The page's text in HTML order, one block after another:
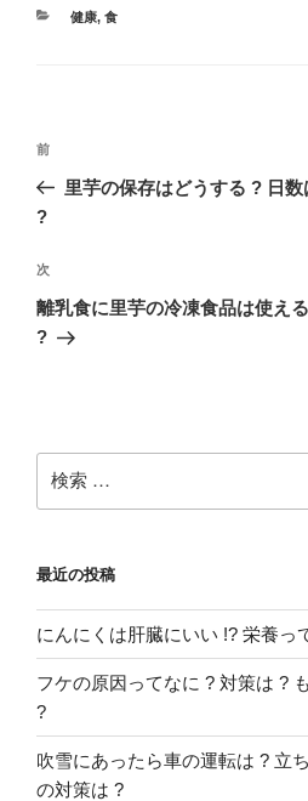
カ
健康, 食
投
ナ
ゲ
ー
シ
過
去
の
稿
前
里芋の保存はどうする ? 日
?
次
の
投
次
離乳食に里芋の冷凍食品は使え
?
検
索:
最近の投稿
にんにくは肝臓にいい !? 栄養っ
フケの原因ってなに ? 対策は ?
?
吹雪にあったら車の運転は ?
の対策は ?